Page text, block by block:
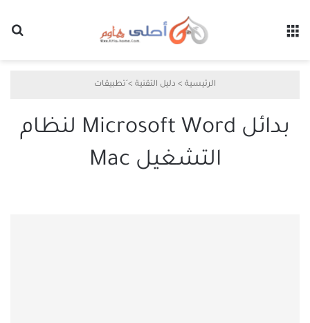
الرئيسية > دليل التقنية > َتطبيقات
بدائل Microsoft Word لنظام
التشغيل Mac